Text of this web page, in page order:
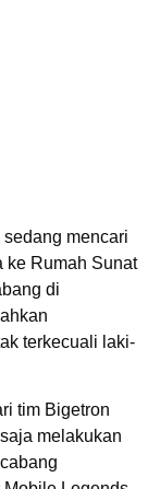
mencari
ke Rumah Sunat
di
terkecuali laki-
tim Bigetron
melakukan